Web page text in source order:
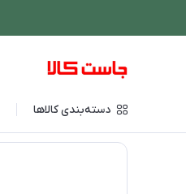
دسته‌بندی کالاها
فروشگاه اینترنتی جاست کالا